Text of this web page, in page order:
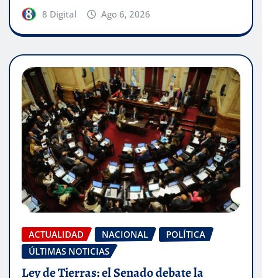
8 Digital Ago 6, 2026
ACTUALIDAD NACIONAL
POLÍTICA
ÚLTIMAS NOTICIAS
Ley de Tierras: el Senado debate la